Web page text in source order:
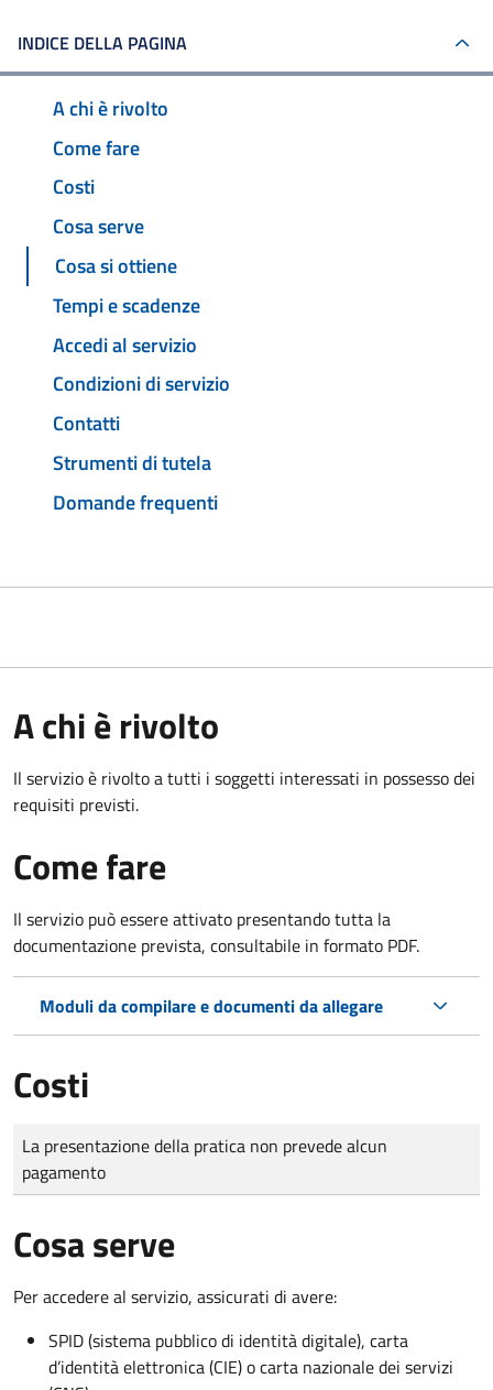
INDICE DELLA PAGINA
A chi è rivolto
Come fare
Costi
Cosa serve
Cosa si ottiene
Tempi e scadenze
Accedi al servizio
Condizioni di servizio
Contatti
Strumenti di tutela
Domande frequenti
A chi è rivolto
Il servizio è rivolto a tutti i soggetti interessati in possesso dei
requisiti previsti.
Come fare
Il servizio può essere attivato presentando tutta la
documentazione prevista, consultabile in formato PDF.
Moduli da compilare e documenti da allegare
Costi
Tipo di pagamento
Importo
La presentazione della pratica non prevede alcun
pagamento
Cosa serve
Per accedere al servizio, assicurati di avere:
SPID (sistema pubblico di identità digitale), carta
d’identità elettronica (CIE) o carta nazionale dei servizi